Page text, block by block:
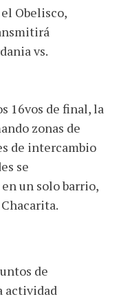
el Obelisco,
vs.
16vos de final, la
zonas de
de intercambio
se
un solo barrio,
de
actividad